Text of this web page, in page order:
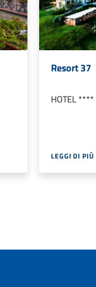
Resort 37
HOTEL ****
LEGGI DI PIÙ